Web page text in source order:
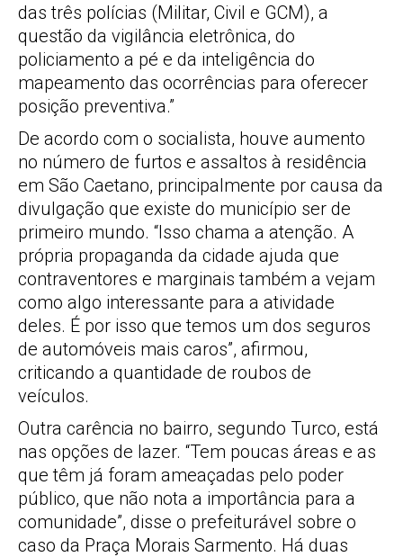
das três polícias (Militar, Civil e GCM), a
questão da vigilância eletrônica, do
policiamento a pé e da inteligência do
mapeamento das ocorrências para oferecer
posição preventiva.”
De acordo com o socialista, houve aumento
no número de furtos e assaltos à residência
em São Caetano, principalmente por causa da
divulgação que existe do município ser de
primeiro mundo. “Isso chama a atenção. A
própria propaganda da cidade ajuda que
contraventores e marginais também a vejam
como algo interessante para a atividade
deles. É por isso que temos um dos seguros
de automóveis mais caros”, afirmou,
criticando a quantidade de roubos de
veículos.
Outra carência no bairro, segundo Turco, está
nas opções de lazer. “Tem poucas áreas e as
que têm já foram ameaçadas pelo poder
público, que não nota a importância para a
comunidade”, disse o prefeiturável sobre o
caso da Praça Morais Sarmento. Há duas